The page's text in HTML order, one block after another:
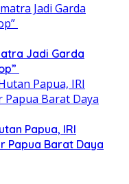
Jadi Garda
Papua, IRI
Papua Barat Daya